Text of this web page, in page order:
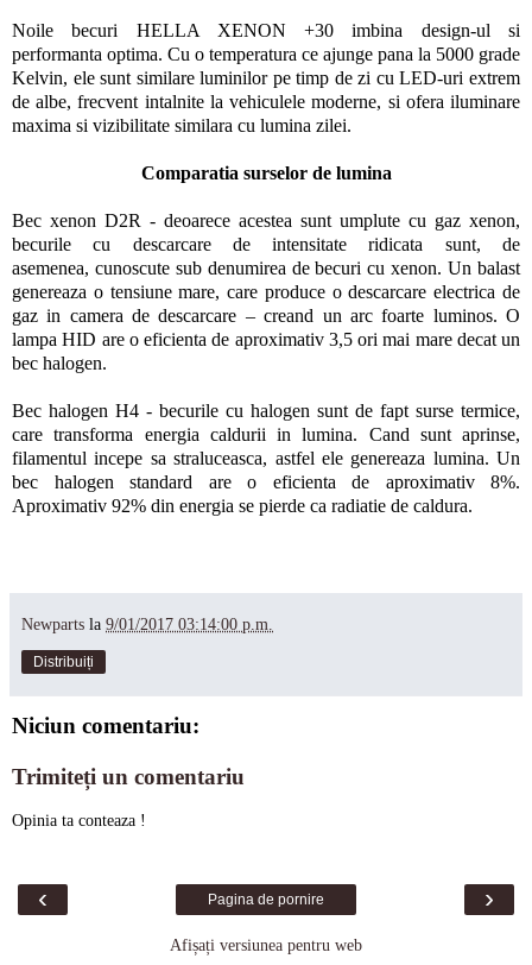
Noile becuri HELLA XENON +30 imbina design-ul si
performanta optima. Cu o temperatura ce ajunge pana la 5000 grade
Kelvin, ele sunt similare luminilor pe timp de zi cu LED-uri extrem
de albe, frecvent intalnite la vehiculele moderne, si ofera iluminare
maxima si vizibilitate similara cu lumina zilei.
Comparatia surselor de lumina
Bec xenon D2R - deoarece acestea sunt umplute cu gaz xenon,
becurile cu descarcare de intensitate ridicata sunt, de
asemenea, cunoscute sub denumirea de becuri cu xenon. Un balast
genereaza o tensiune mare, care produce o descarcare electrica de
gaz in camera de descarcare – creand un arc foarte luminos. O
lampa HID are o eficienta de aproximativ 3,5 ori mai mare decat un
bec halogen.
Bec halogen H4 - becurile cu halogen sunt de fapt surse termice,
care transforma energia caldurii in lumina. Cand sunt aprinse,
filamentul incepe sa straluceasca, astfel ele genereaza lumina. Un
bec halogen standard are o eficienta de aproximativ 8%.
Aproximativ 92% din energia se pierde ca radiatie de caldura.
Newparts la 9/01/2017 03:14:00 p.m.
Distribuiți
Niciun comentariu:
Trimiteți un comentariu
Opinia ta conteaza !
‹ ›
Pagina de pornire
Afișați versiunea pentru web